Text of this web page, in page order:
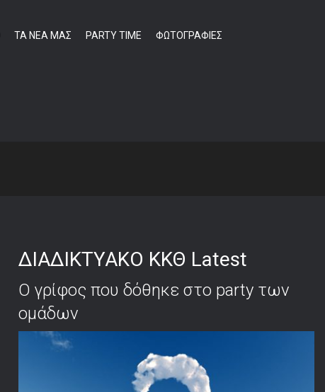
ΤΑ ΝΕΑ ΜΑΣ PARTY TIME ΦΩΤΟΓΡΑΦΙΕΣ
ΔΙΑΔΙΚΤΥΑΚΟ ΚΚΘ Latest
Ο γρίφος που δόθηκε στο party των
ομάδων